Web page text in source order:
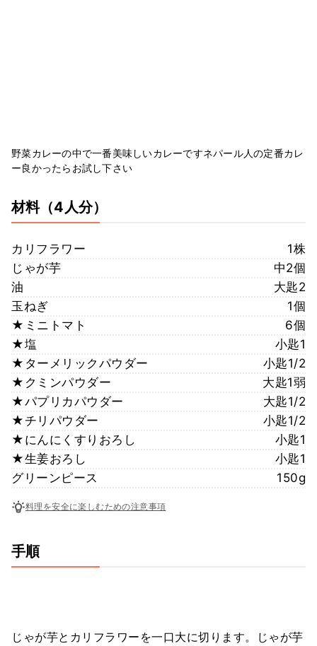
野菜カレーの中で一番美味しいカレーですネパール人の定番カレ
ー良かったらお試し下さい
材料（4人分）
カリフラワー
1株
じゃが芋
中2個
油
大匙2
玉ねぎ
1個
★ミニトマト
6個
★塩
小匙1
★ターメリックパウダー
小匙1/2
★クミンパウダー
大匙1弱
★パプリカパウダー
大匙1/2
★チリパウダー
小匙1/2
★にんにくすりおろし
小匙1
★生姜おろし
小匙1
グリーンピース
150g
料理を安全に楽しむための注意事項
手順
じゃが芋とカリフラワーを一口大に切ります。じゃが芋